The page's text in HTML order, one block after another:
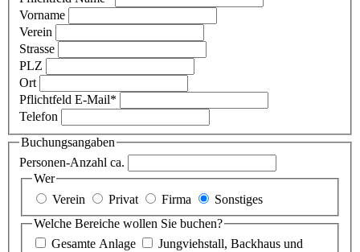
Vorname
Verein
Strasse
PLZ
Ort
Pflichtfeld E-Mail*
Telefon
Buchungsangaben
Personen-Anzahl ca.
Wer
Verein
Privat Firma
Sonstiges
Welche Bereiche wollen Sie buchen?
Gesamte Anlage
Jungviehstall, Backhaus und